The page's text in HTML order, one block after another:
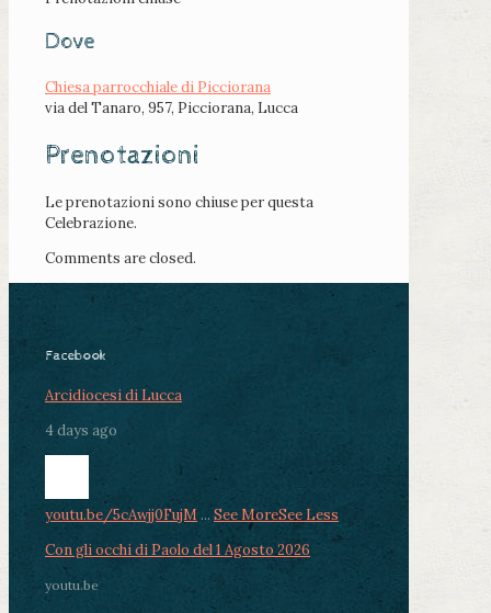
Dove
Chiesa parrocchiale di Picciorana
via del Tanaro, 957, Picciorana, Lucca
Prenotazioni
Le prenotazioni sono chiuse per questa
Celebrazione.
Comments are closed.
Facebook
Arcidiocesi di Lucca
4 days ago
youtu.be/5cAwjj0FujM ... See MoreSee Less
Con gli occhi di Paolo del 1 Agosto 2026
youtu.be